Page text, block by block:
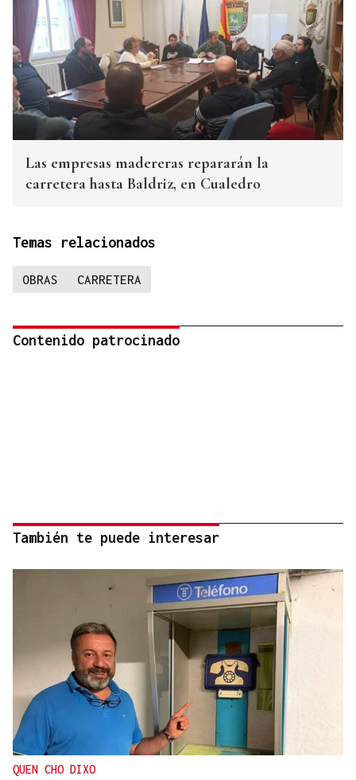
Las empresas madereras repararán la
carretera hasta Baldriz, en Cualedro
Temas relacionados
OBRAS CARRETERA
Contenido patrocinado
También te puede interesar
QUEN CHO DIXO